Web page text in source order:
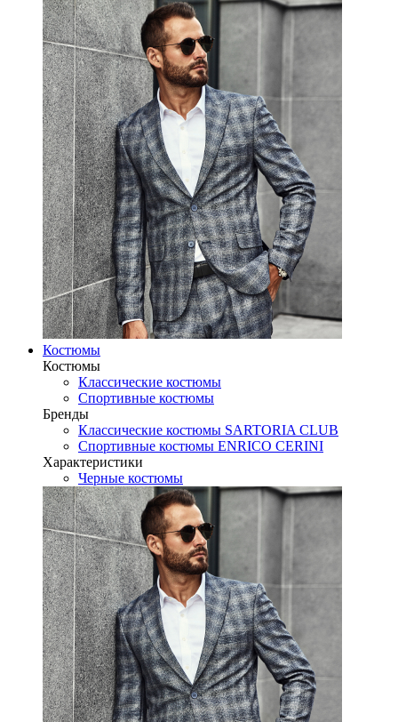
Костюмы
Костюмы
Классические костюмы
Спортивные костюмы
Бренды
Классические костюмы SARTORIA CLUB
Спортивные костюмы ENRICO CERINI
Характеристики
Черные костюмы